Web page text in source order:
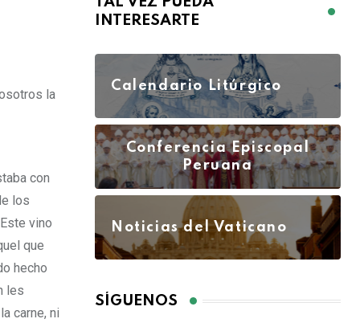
la
con
los
vino
que
hecho
les
carne, ni
INTERESARTE
Calendario Litúrgico
Conferencia Episcopal
Peruana
Noticias del Vaticano
SÍGUENOS